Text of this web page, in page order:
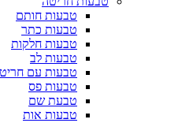
טבעות חותם
טבעות כתר
טבעות חלקות
טבעות לב
טבעות עם
טבעות פס
טבעת שם
טבעות אות